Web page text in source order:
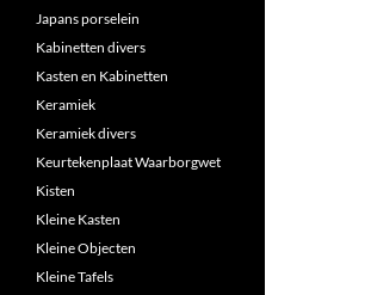
Japans porselein
Kabinetten divers
Kasten en Kabinetten
Keramiek
Keramiek divers
Keurtekenplaat Waarborgwet
Kisten
Kleine Kasten
Kleine Objecten
Kleine Tafels